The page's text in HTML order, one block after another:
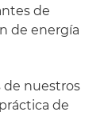
de
de energía
de nuestros
de